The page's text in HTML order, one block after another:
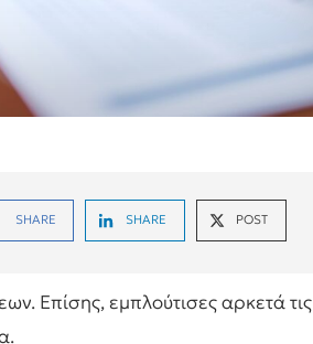
SHARE SHARE POST
Επίσης, εμπλούτισες αρκετά τις